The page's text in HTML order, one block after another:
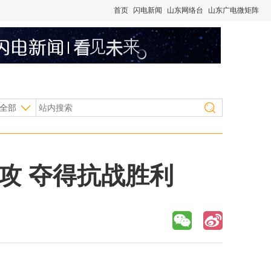
首页 闪电新闻 山东网络台 山东广电微矩阵
部
夺得抗战胜利